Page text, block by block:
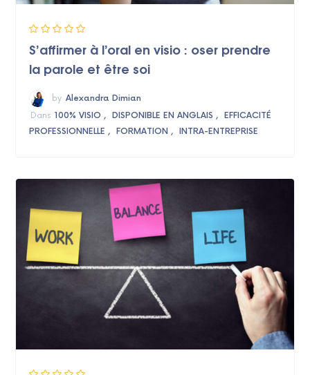
S’affirmer à l’oral en visio : oser prendre
la parole et être soi
by Alexandra Dimian
Dans 100% VISIO DISPONIBLE EN ANGLAIS
EFFICACITÉ
PROFESSIONNELLE
FORMATION INTRA-ENTREPRISE